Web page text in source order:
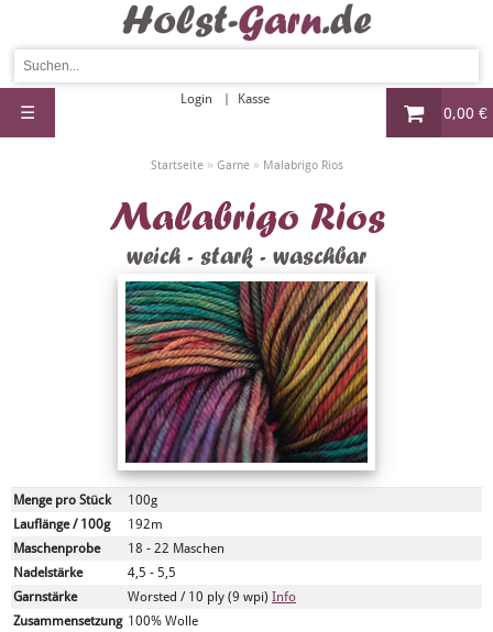
0,00 €
Login Kasse
☰
Startseite» Garne» Malabrigo Rios
Malabrigo Rios
weich - stark - waschbar
Menge pro Stück
100g
Lauflänge / 100g
192m
Maschenprobe
18 - 22 Maschen
Nadelstärke
4,5 - 5,5
Garnstärke
Worsted / 10 ply (9 wpi) Info
Zusammensetzung 100% Wolle